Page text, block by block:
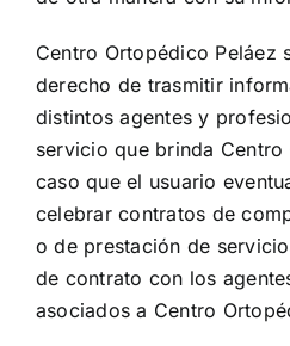
Centro Ortopédico Peláez
derecho de trasmitir
distintos agentes y
servicio que brinda
caso que el usuario
celebrar contratos de
o de prestación de
de contrato con los
asociados a Centro